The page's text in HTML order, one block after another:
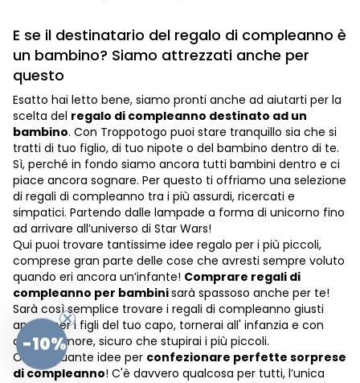
E se il destinatario del regalo di compleanno è
un bambino? Siamo attrezzati anche per
questo
Esatto hai letto bene, siamo pronti anche ad aiutarti per la
scelta del regalo di compleanno destinato ad un
bambino. Con Troppotogo puoi stare tranquillo sia che si
tratti di tuo figlio, di tuo nipote o del bambino dentro di te.
Sì, perché in fondo siamo ancora tutti bambini dentro e ci
piace ancora sognare. Per questo ti offriamo una selezione
di regali di compleanno tra i più assurdi, ricercati e
simpatici. Partendo dalle lampade a forma di unicorno fino
ad arrivare all’universo di Star Wars!
Qui puoi trovare tantissime idee regalo per i più piccoli,
comprese gran parte delle cose che avresti sempre voluto
quando eri ancora un’infante! Comprare regali di
compleanno per bambinisarà spassoso anche per te!
Sarà così semplice trovare i regali di compleanno giusti
anche per i figli del tuo capo, tornerai all' infanzia e con
questo umore, sicuro che stupirai i più piccoli.
Ohhh! Quante idee per confezionare perfette sorprese
di compleanno! C'è davvero qualcosa per tutti, l’unica
-10%